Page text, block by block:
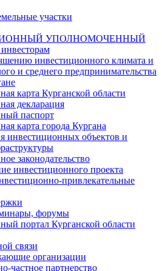
участки
УПОЛНОМОЧЕННЫЙ
инвестиционного климата и
и среднего предпринимательства
карта Курганской области
декларация
паспорт
карта города Кургана
инвестиционных объектов и
законодательство
инвестиционного проекта
привлекательные
форумы
портал Курганской области
связи
организации
частное партнерство